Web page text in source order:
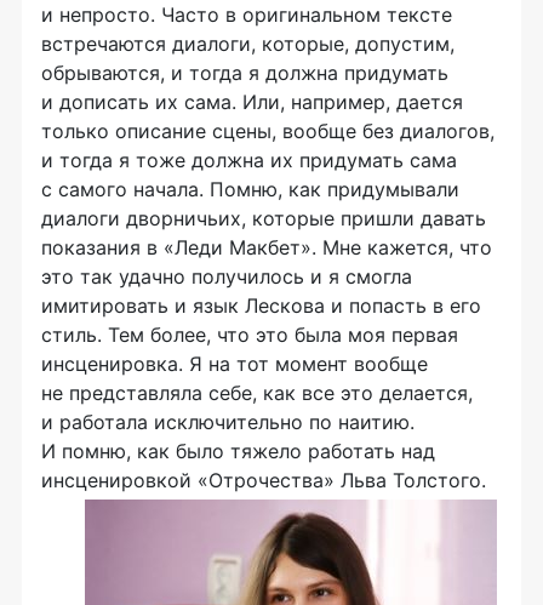
и непросто. Часто в оригинальном тексте
встречаются диалоги, которые, допустим,
обрываются, и тогда я должна придумать
и дописать их сама. Или, например, дается
только описание сцены, вообще без диалогов,
и тогда я тоже должна их придумать сама
с самого начала. Помню, как придумывали
диалоги дворничьих, которые пришли давать
показания в «Леди Макбет». Мне кажется, что
это так удачно получилось и я смогла
имитировать и язык Лескова и попасть в его
стиль. Тем более, что это была моя первая
инсценировка. Я на тот момент вообще
не представляла себе, как все это делается,
и работала исключительно по наитию.
И помню, как было тяжело работать над
инсценировкой «Отрочества» Льва Толстого.